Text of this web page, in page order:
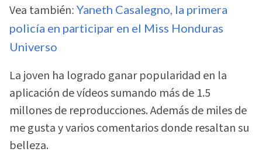
Vea también: Yaneth Casalegno, la primera
policía en participar en el Miss Honduras
Universo
La joven ha logrado ganar popularidad en la
aplicación de vídeos sumando más de 1.5
millones de reproducciones. Además de miles de
me gusta y varios comentarios donde resaltan su
belleza.